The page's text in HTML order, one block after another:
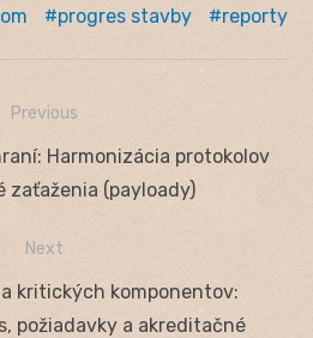
progres stavby reporty
Previous
Harmonizácia protokolov
zaťaženia (payloady)
Next
kritických komponentov:
požiadavky a akreditačné